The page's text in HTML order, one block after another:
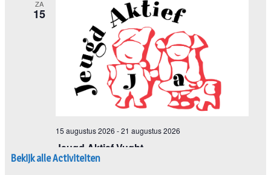
Bekijk alle Activiteiten